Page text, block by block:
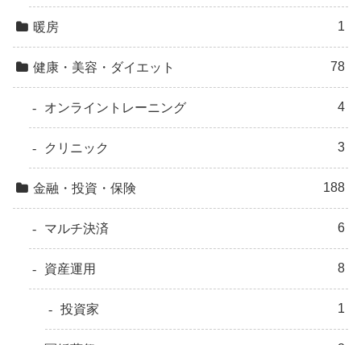
暖房 1
健康・美容・ダイエット 78
オンライントレーニング 4
クリニック 3
金融・投資・保険 188
マルチ決済 6
資産運用 8
投資家 1